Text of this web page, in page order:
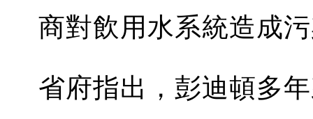
商對飲用水系統造成
省府指出，彭迪頓多